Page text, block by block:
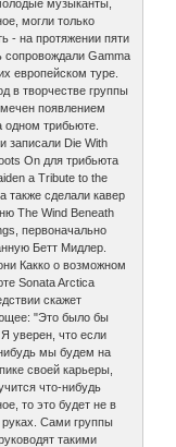
музыканты,
могли только
- на протяжении пяти
сопровождали Gamma
европейском туре.
в творчестве группы
появлением
одном трибьюте.
записали Die With
On для трибьюта
a Tribute to the
также сделали кавер
The Wind Beneath
первоначально
Бетт Мидлер.
Какко о возможном
Sonata Arctica
скажет
"Это было бы
уверен, что если
мы будем на
своей карьеры,
что-нибудь
то это будет не в
Сами группы
такими